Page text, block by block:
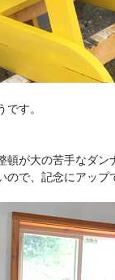
す。
が大の苦手なダン
で、記念にアップ